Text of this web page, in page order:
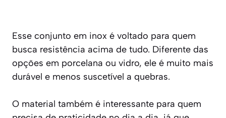
Esse conjunto em inox é voltado para quem
busca resistência acima de tudo. Diferente das
opções em porcelana ou vidro, ele é muito mais
durável e menos suscetível a quebras.
O material também é interessante para quem